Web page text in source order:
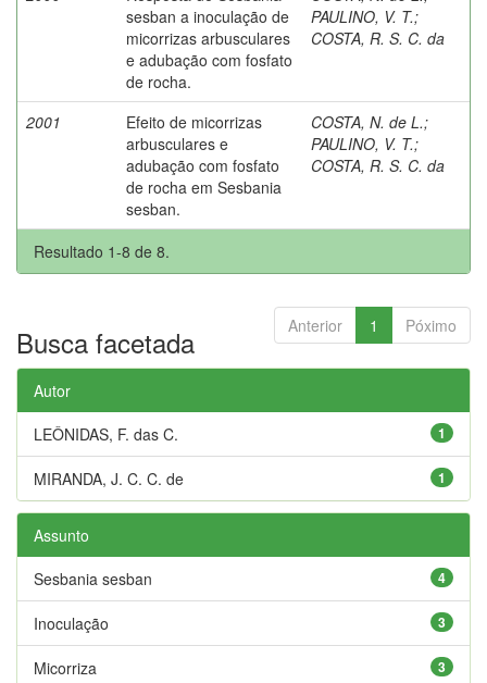
sesban a inoculação de
micorrizas arbusculares
e adubação com fosfato
de rocha.
PAULINO, V. T.;
COSTA, R. S. C. da
2001
Efeito de micorrizas
arbusculares e
adubação com fosfato
de rocha em Sesbania
sesban.
COSTA, N. de L.;
PAULINO, V. T.;
COSTA, R. S. C. da
Resultado 1-8 de 8.
Anterior 1 Póximo
Busca facetada
Autor
1
LEÔNIDAS, F. das C.
1
MIRANDA, J. C. C. de
Assunto
4
Sesbania sesban
3
Inoculação
3
Micorriza